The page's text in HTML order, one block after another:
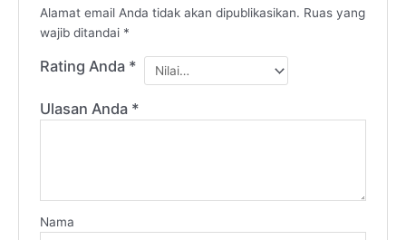
Alamat email Anda tidak akan dipublikasikan. Ruas yang
wajib ditandai *
Rating Anda *
Ulasan Anda *
Nama